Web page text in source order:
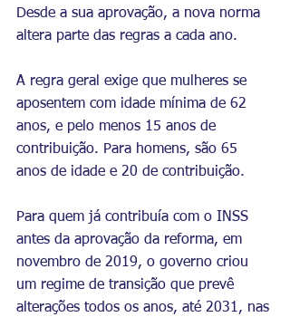
Desde a sua aprovação, a nova norma
altera parte das regras a cada ano.
A regra geral exige que mulheres se
aposentem com idade mínima de 62
anos, e pelo menos 15 anos de
contribuição. Para homens, são 65
anos de idade e 20 de contribuição.
Para quem já contribuía com o INSS
antes da aprovação da reforma, em
novembro de 2019, o governo criou
um regime de transição que prevê
alterações todos os anos, até 2031, nas